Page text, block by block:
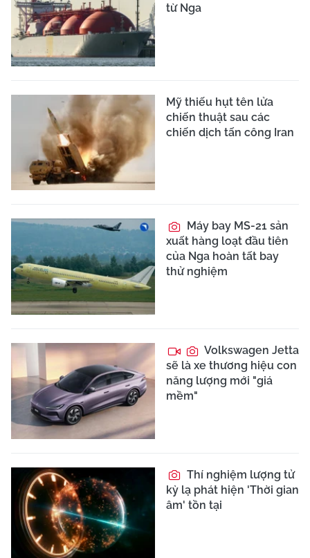
từ Nga
Mỹ thiếu hụt tên lửa
chiến thuật sau các
chiến dịch tấn công Iran
Máy bay MS-21 sản
xuất hàng loạt đầu tiên
của Nga hoàn tất bay
thử nghiệm
Volkswagen Jetta
sẽ là xe thương hiệu con
năng lượng mới "giá
mềm"
Thí nghiệm lượng tử
kỳ lạ phát hiện 'Thời gian
âm' tồn tại